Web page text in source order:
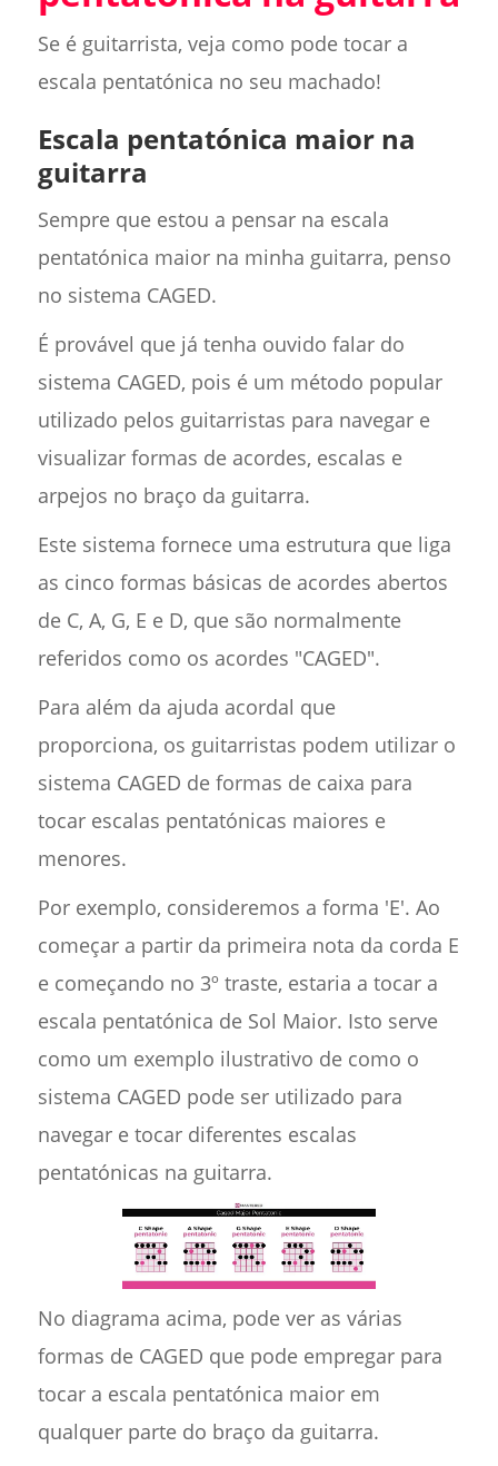
Se é guitarrista, veja como pode tocar a
escala pentatónica no seu machado!
Escala pentatónica maior na
guitarra
Sempre que estou a pensar na escala
pentatónica maior na minha guitarra, penso
no sistema CAGED.
É provável que já tenha ouvido falar do
sistema CAGED, pois é um método popular
utilizado pelos guitarristas para navegar e
visualizar formas de acordes, escalas e
arpejos no braço da guitarra.
Este sistema fornece uma estrutura que liga
as cinco formas básicas de acordes abertos
de C, A, G, E e D, que são normalmente
referidos como os acordes "CAGED".
Para além da ajuda acordal que
proporciona, os guitarristas podem utilizar o
sistema CAGED de formas de caixa para
tocar escalas pentatónicas maiores e
menores.
Por exemplo, consideremos a forma 'E'. Ao
começar a partir da primeira nota da corda E
e começando no 3º traste, estaria a tocar a
escala pentatónica de Sol Maior. Isto serve
como um exemplo ilustrativo de como o
sistema CAGED pode ser utilizado para
navegar e tocar diferentes escalas
pentatónicas na guitarra.
No diagrama acima, pode ver as várias
formas de CAGED que pode empregar para
tocar a escala pentatónica maior em
qualquer parte do braço da guitarra.